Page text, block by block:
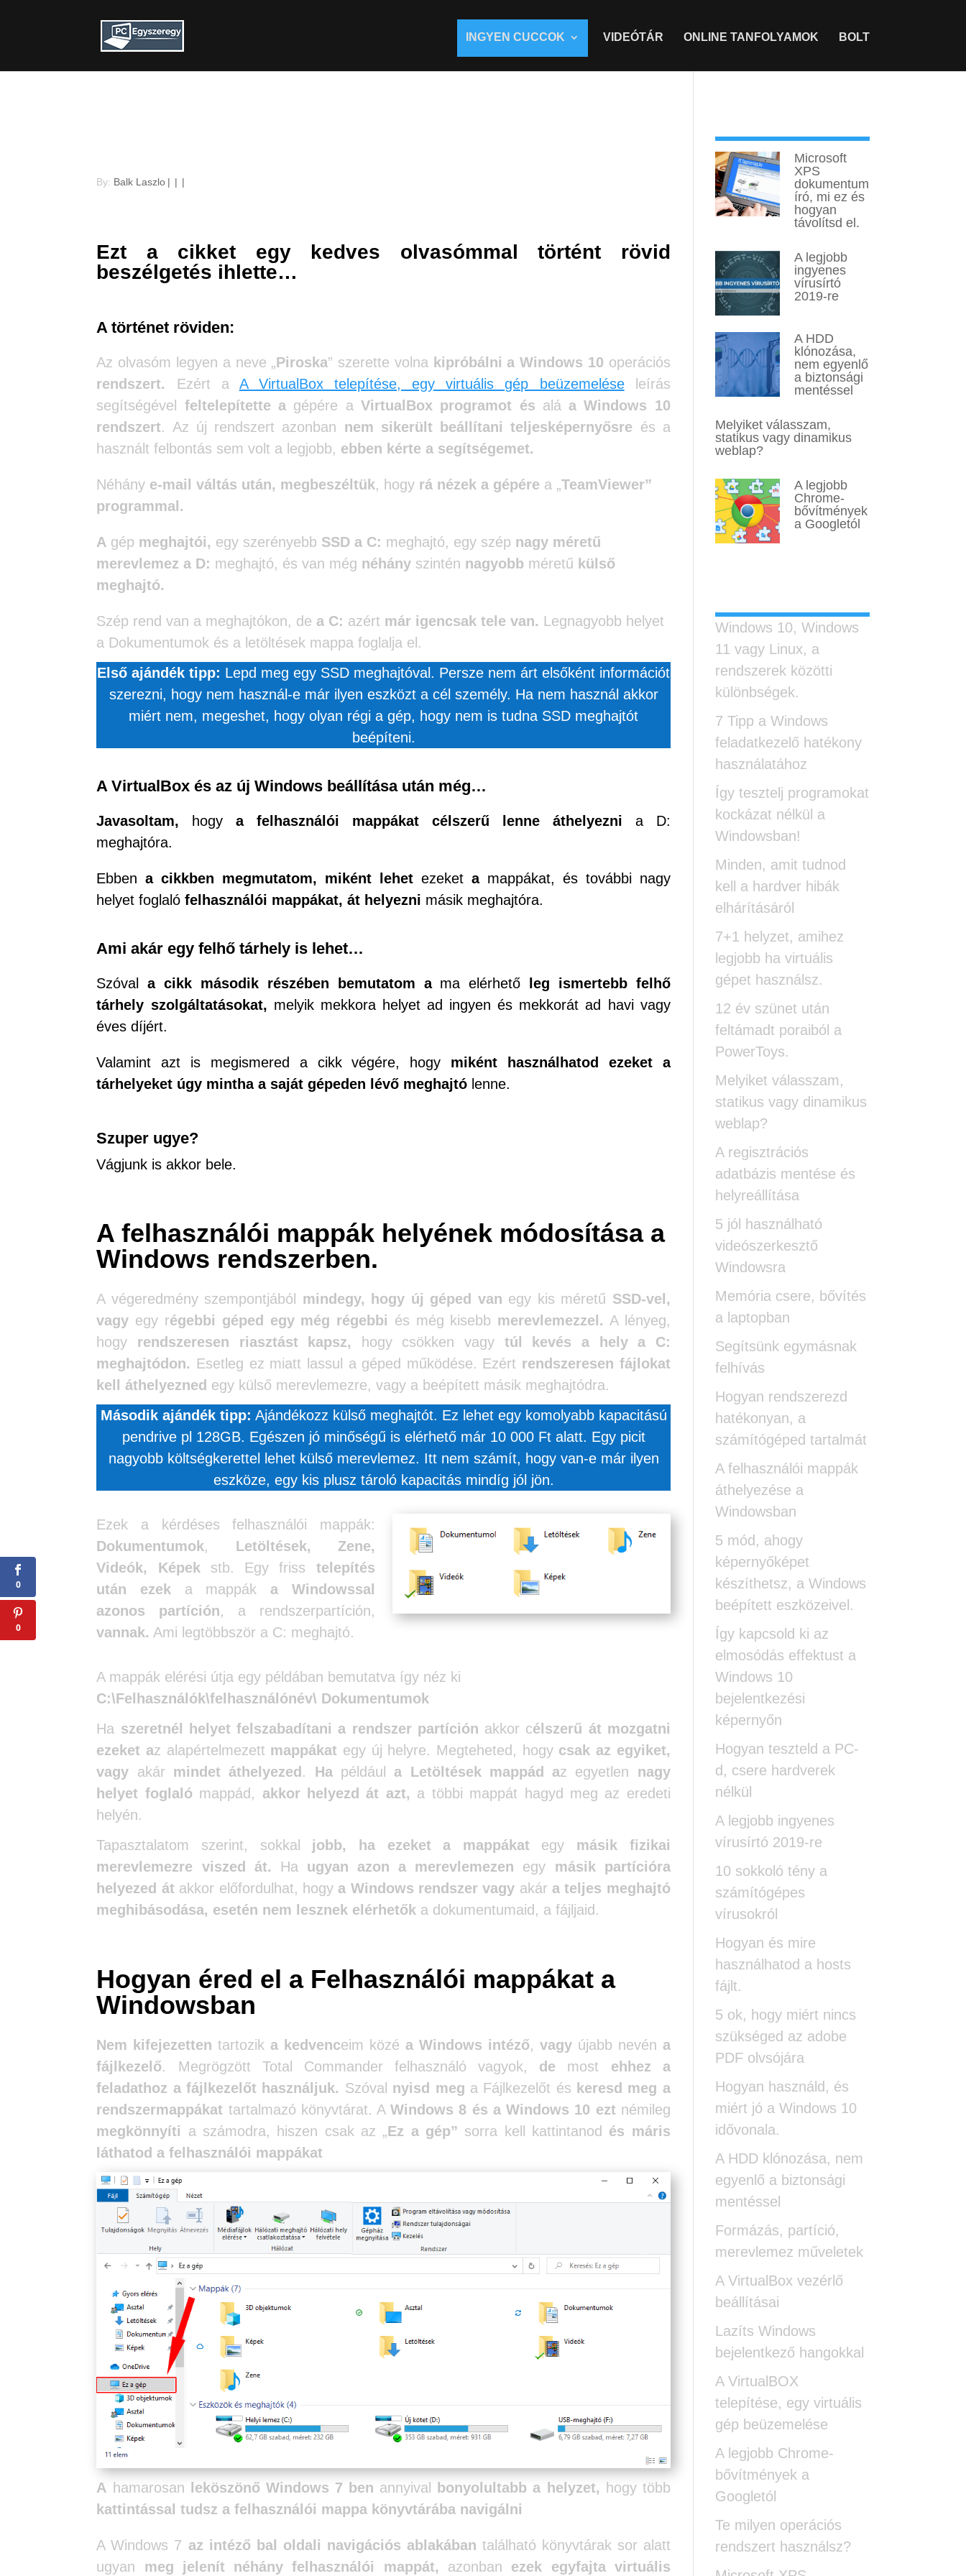
INGYEN CUCCOK VIDEÓTÁR ONLINE TANFOLYAMOK BOLT
By: Balk Laszlo | | |
Ezt a cikket egy kedves olvasómmal történt rövid
beszélgetés ihlette…
A történet röviden:
Az olvasóm legyen a neve „Piroska” szerette volna kipróbálni a Windows 10 operációs
rendszert.
Ezért a A VirtualBox telepítése, egy virtuális gép beüzemelése
leírás
segítségével feltelepítette a gépére a VirtualBox programot és alá a Windows 10
rendszert. Az új rendszert azonban nem sikerült beállítani teljesképernyősre és a
használt felbontás sem volt a legjobb, ebben kérte a segítségemet.
Néhány e-mail váltás után, megbeszéltük, hogy rá nézek a gépére a „TeamViewer”
programmal.
A gép meghajtói, egy szerényebb SSD a C: meghajtó, egy szép nagy méretű
merevlemez a D: meghajtó, és van még néhány szintén nagyobb méretű külső
meghajtó.
Szép rend van a meghajtókon, de a C: azért már igencsak tele van. Legnagyobb helyet
a Dokumentumok és a letöltések mappa foglalja el.
Első ajándék tipp: Lepd meg egy SSD meghajtóval. Persze nem árt elsőként információt
szerezni, hogy nem használ-e már ilyen eszközt a cél személy. Ha nem használ akkor
miért nem, megeshet, hogy olyan régi a gép, hogy nem is tudna SSD meghajtót
beépíteni.
A VirtualBox és az új Windows beállítása után még…
Javasoltam, hogya felhasználói mappákat célszerű lenne áthelyezni a D:
meghajtóra.
Ebbena cikkben megmutatom, miként lehet ezeketa mappákat, és további nagy
helyet foglalófelhasználói mappákat, át helyezni másik meghajtóra.
Ami akár egy felhő tárhely is lehet…
Szóvala cikk második részében bemutatom ama elérhető leg ismertebb felhő
tárhely szolgáltatásokat, melyik mekkora helyet ad ingyen és mekkorát ad havi vagy
éves díjért.
Valamint azt is megismered a cikk végére, hogy miként használhatod ezeket a
tárhelyeket úgy mintha a saját gépeden lévő meghajtó lenne.
Szuper ugye?
Vágjunk is akkor bele.
A felhasználói mappák helyének módosítása a
Windows rendszerben.
A végeredmény szempontjából mindegy, hogy új géped van egy kis méretű SSD-vel,
vagy egy régebbi géped egy még régebbi és még kisebb merevlemezzel. A lényeg,
hogy rendszeresen riasztást kapsz, hogy csökken vagy túl kevés a hely a C:
meghajtódon. Esetleg ez miatt lassul a géped működése. Ezért rendszeresen fájlokat
kell áthelyezned egy külső merevlemezre, vagy a beépített másik meghajtódra.
Második ajándék tipp: Ajándékozz külső meghajtót. Ez lehet egy komolyabb kapacitású
pendrive pl 128GB. Egészen jó minőségű is elérhető már 10 000 Ft alatt. Egy picit
nagyobb költségkerettel lehet külső merevlemez. Itt nem számít, hogy van-e már ilyen
eszköze, egy kis plusz tároló kapacitás mindíg jól jön.
Ezek a kérdéses felhasználói mappák:
Dokumentumok, Letöltések, Zene,
Videók, Képekstb. Egy friss telepítés
után
ezek a mappák a Windowssal
azonos partíción, a rendszerpartíción,
vannak. Ami legtöbbször a C: meghajtó.
A mappák elérési útja egy példában bemutatva így néz ki
C:\Felhasználók\felhasználónév\ Dokumentumok
Ha szeretnél helyet felszabadítani a rendszer partíción akkor célszerű át mozgatni
ezeket az alapértelmezett mappákat egy új helyre. Megteheted, hogy csak az egyiket,
vagy akár mindet áthelyezed . Hapéldául a Letöltések mappád az egyetlen nagy
helyet foglalómappád, akkor helyezd át azt, a többi mappát hagyd meg az eredeti
helyén.
Tapasztalatom szerint, sokkal jobb, ha ezeket a mappákategy másik fizikai
merevlemezre viszed át. Ha ugyan azon a merevlemezen egy másik partícióra
helyezed átakkor előfordulhat, hogy a Windows rendszer vagy akár a teljes meghajtó
meghibásodása, esetén nem lesznek elérhetők a dokumentumaid, a fájljaid.
Hogyan éred el a Felhasználói mappákat a
Windowsban
Nem kifejezetten tartozik a kedvenceim közé a Windows intéző, vagyújabb nevén a
fájlkezelő. Megrögzött Total Commander felhasználó vagyok, de most ehhez a
feladathoz a fájlkezelőt használjuk. Szóval nyisd meg a Fájlkezelőt és keresd meg a
rendszermappákat tartalmazó könyvtárat. AWindows 8 és a Windows 10 eztnémileg
megkönnyíti a számodra, hiszen csak az „Ez a gép” sorra kell kattintanod és máris
láthatod a felhasználói mappákat
A hamarosan leköszönő Windows 7 ben annyival bonyolultabb a helyzet, hogy több
kattintással tudsz a felhasználói mappa könyvtárába navigálni
A Windows 7 az intéző bal oldali navigációs ablakában található könyvtárak sor alatt
ugyan meg jelenít néhány felhasználói mappát, azonban ezek egyfajta virtuális
Microsoft
XPS
dokumentum
író, mi ez és
hogyan
távolítsd el.
A legjobb
ingyenes
vírusírtó
2019-re
A HDD
klónozása,
nem egyenlő
a biztonsági
mentéssel
Melyiket válasszam,
statikus vagy dinamikus
weblap?
A legjobb
Chrome-
bővítmények
a Googletól
Windows 10, Windows
11 vagy Linux, a
rendszerek közötti
különbségek.
7 Tipp a Windows
feladatkezelő hatékony
használatához
Így tesztelj programokat
kockázat nélkül a
Windowsban!
Minden, amit tudnod
kell a hardver hibák
elhárításáról
7+1 helyzet, amihez
legjobb ha virtuális
gépet használsz.
12 év szünet után
feltámadt poraiból a
PowerToys.
Melyiket válasszam,
statikus vagy dinamikus
weblap?
A regisztrációs
adatbázis mentése és
helyreállítása
5 jól használható
videószerkesztő
Windowsra
Memória csere, bővítés
a laptopban
Segítsünk egymásnak
felhívás
Hogyan rendszerezd
hatékonyan, a
számítógéped tartalmát
A felhasználói mappák
áthelyezése a
Windowsban
5 mód, ahogy
képernyőképet
készíthetsz, a Windows
beépített eszközeivel.
Így kapcsold ki az
elmosódás effektust a
Windows 10
bejelentkezési
képernyőn
Hogyan teszteld a PC-
d, csere hardverek
nélkül
A legjobb ingyenes
vírusírtó 2019-re
10 sokkoló tény a
számítógépes
vírusokról
Hogyan és mire
használhatod a hosts
fájlt.
5 ok, hogy miért nincs
szükséged az adobe
PDF olvsójára
Hogyan használd, és
miért jó a Windows 10
idővonala.
A HDD klónozása, nem
egyenlő a biztonsági
mentéssel
Formázás, partíció,
merevlemez műveletek
A VirtualBox vezérlő
beállításai
Lazíts Windows
bejelentkező hangokkal
A VirtualBOX
telepítése, egy virtuális
gép beüzemelése
A legjobb Chrome-
bővítmények a
Googletól
Te milyen operációs
rendszert használsz?
0
0